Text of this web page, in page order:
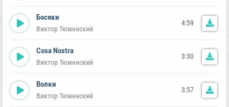
Босяки
Виктор Тюменский
4:59
Cosa Nostra
Виктор Тюменский
3:30
Волки
Виктор Тюменский
3:57